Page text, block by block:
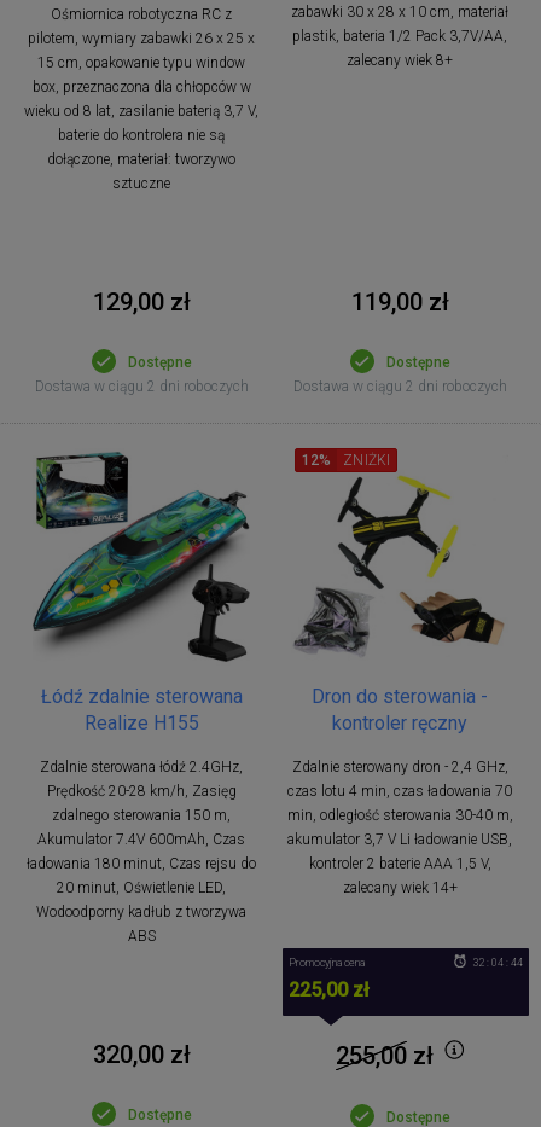
Ośmiornica robotyczna RC z
pilotem, wymiary zabawki 26 x 25 x
15 cm, opakowanie typu window
box, przeznaczona dla chłopców w
wieku od 8 lat, zasilanie baterią 3,7 V,
baterie do kontrolera nie są
dołączone, materiał: tworzywo
sztuczne
129,00 zł
Dostępne
Dostawa w ciągu 2 dni roboczych
zabawki 30 x 28 x 10 cm, materiał
plastik, bateria 1/2 Pack 3,7V/AA,
zalecany wiek 8+
119,00 zł
Dostępne
Dostawa w ciągu 2 dni roboczych
Łódź zdalnie sterowana
Realize H155
Zdalnie sterowana łódź 2.4GHz,
Prędkość 20-28 km/h, Zasięg
zdalnego sterowania 150 m,
Akumulator 7.4V 600mAh, Czas
ładowania 180 minut, Czas rejsu do
20 minut, Oświetlenie LED,
Wodoodporny kadłub z tworzywa
ABS
320,00 zł
Dostępne
Dron do sterowania -
kontroler ręczny
Zdalnie sterowany dron - 2,4 GHz,
czas lotu 4 min, czas ładowania 70
min, odległość sterowania 30-40 m,
akumulator 3,7 V Li ładowanie USB,
kontroler 2 baterie AAA 1,5 V,
zalecany wiek 14+
12% ZNIŻKI
Promocyjna cena
225,00 zł
32 : 04 : 43
255,00zł
Dostępne